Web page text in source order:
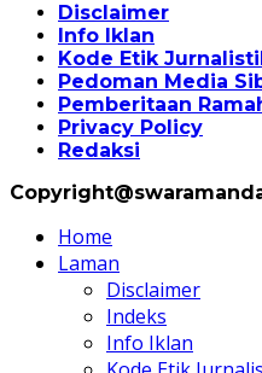
Disclaimer
Info Iklan
Kode Etik
Pedoman Media
Pemberitaan
Privacy Policy
Redaksi
Home
Laman
Disclaimer
Indeks
Info Iklan